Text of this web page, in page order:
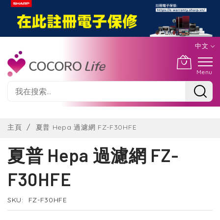
中文
Menu
Content
主頁 夏普 Hepa 過濾網 FZ-F30HFE
夏普 Hepa 過濾網 FZ-
F30HFE
SKU FZ-F30HFE